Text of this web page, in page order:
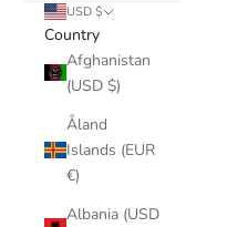
USD $
Country
Afghanistan
(USD $)
Åland
Islands (EUR
€)
Albania (USD